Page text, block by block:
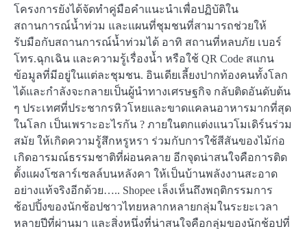
โครงการยังได้จัดทำคู่มือคำแนะนำเพื่อปฏิบัติใน
สถานการณ์น้ำท่วม และแผนที่ชุมชนที่สามารถช่วยให้
รับมือกับสถานการณ์น้ำท่วมได้ อาทิ สถานที่หลบภัย เบอร์
โทร.ฉุกเฉิน และความรู้เรื่องน้ำ หรือใช้ QR Code สแกน
ข้อมูลที่มีอยู่ในแต่ละชุมชน. อินเดียเลี้ยงปากท้องคนทั้งโลก
ได้และกำลังจะกลายเป็นผู้นำทางเศรษฐกิจ กลับติดอันดับต้น
ๆ ประเทศที่ประชากรหิวโหยและขาดแคลนอาหารมากที่สุด
ในโลก เป็นเพราะอะไรกัน ? ภายในตกแต่งแนวโมเดิร์นร่วม
สมัย ให้เกิดความรู้สึกหรูหรา ร่วมกับการใช้สีสันของไม้ก่อ
เกิดอารมณ์ธรรมชาติที่ผ่อนคลาย อีกจุดน่าสนใจคือการติด
ตั้งแผงโซลาร์เซลล์บนหลังคา ให้เป็นบ้านพลังงานสะอาด
อย่างแท้จริงอีกด้วย….. Shopee เล็งเห็นถึงพฤติกรรมการ
ช้อปปิ้งของนักช้อปชาวไทยหลากหลายกลุ่มในระยะเวลา
หลายปีที่ผ่านมา และสิ่งหนึ่งที่น่าสนใจคือกลุ่มของนักช้อปที่